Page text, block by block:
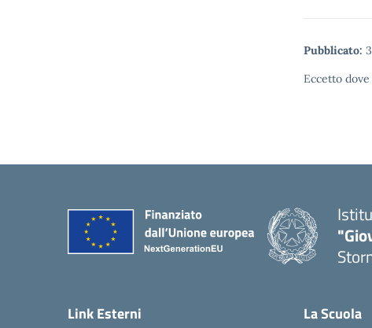
Pubblicato:
Eccetto
Link Esterni La Scuola